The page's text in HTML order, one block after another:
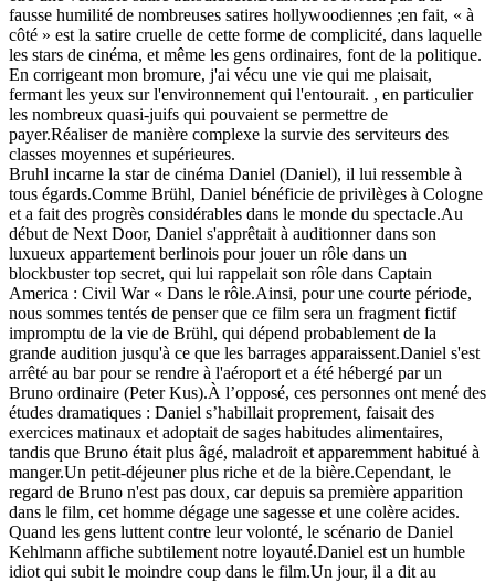
fausse humilité de nombreuses satires hollywoodiennes ;en fait, « à
côté » est la satire cruelle de cette forme de complicité, dans laquelle
les stars de cinéma, et même les gens ordinaires, font de la politique.
En corrigeant mon bromure, j'ai vécu une vie qui me plaisait,
fermant les yeux sur l'environnement qui l'entourait. , en particulier
les nombreux quasi-juifs qui pouvaient se permettre de
payer.Réaliser de manière complexe la survie des serviteurs des
classes moyennes et supérieures.
Bruhl incarne la star de cinéma Daniel (Daniel), il lui ressemble à
tous égards.Comme Brühl, Daniel bénéficie de privilèges à Cologne
et a fait des progrès considérables dans le monde du spectacle.Au
début de Next Door, Daniel s'apprêtait à auditionner dans son
luxueux appartement berlinois pour jouer un rôle dans un
blockbuster top secret, qui lui rappelait son rôle dans Captain
America : Civil War « Dans le rôle.Ainsi, pour une courte période,
nous sommes tentés de penser que ce film sera un fragment fictif
impromptu de la vie de Brühl, qui dépend probablement de la
grande audition jusqu'à ce que les barrages apparaissent.Daniel s'est
arrêté au bar pour se rendre à l'aéroport et a été hébergé par un
Bruno ordinaire (Peter Kus).À l’opposé, ces personnes ont mené des
études dramatiques : Daniel s’habillait proprement, faisait des
exercices matinaux et adoptait de sages habitudes alimentaires,
tandis que Bruno était plus âgé, maladroit et apparemment habitué à
manger.Un petit-déjeuner plus riche et de la bière.Cependant, le
regard de Bruno n'est pas doux, car depuis sa première apparition
dans le film, cet homme dégage une sagesse et une colère acides.
Quand les gens luttent contre leur volonté, le scénario de Daniel
Kehlmann affiche subtilement notre loyauté.Daniel est un humble
idiot qui subit le moindre coup dans le film.Un jour, il a dit au